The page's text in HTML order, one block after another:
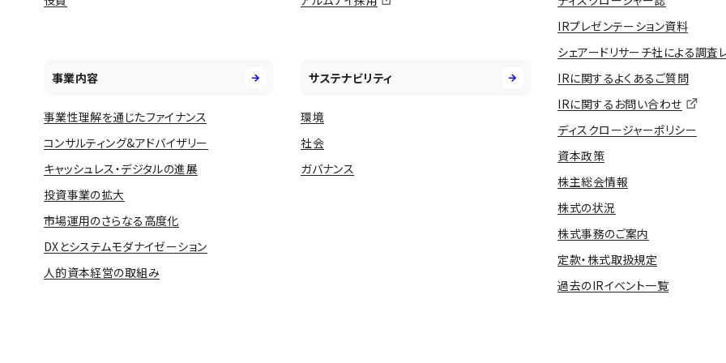
事業内容
事業性理解を通じたファイナンス
コンサルティング&アドバイザリー
キャッシュレス・デジタルの進展
投資事業の拡大
市場運用のさらなる高度化
DXとシステムモダナイゼーション
人的資本経営の取組み
サステナビリティ
環境
社会
ガバナンス
IRプレゼンテーション資料
シェアードリサーチ社による調査
IRに関するよくあるご質問
IRに関するお問い合わせ
ディスクロージャーポリシー
資本政策
株主総会情報
株式の状況
株式事務のご案内
定款・株式取扱規定
過去のIRイベント一覧